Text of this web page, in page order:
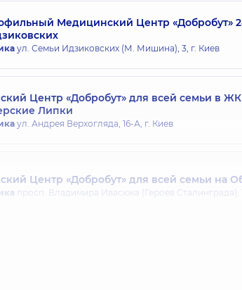
Медицинский Центр «Добробут»
ул. Семьи Идзиковских (М. Мишина), 3, г. Киев
Центр «Добробут» для всей семьи в ЖК
Липки
ул. Андрея Верхогляда, 16-А, г. Киев
Центр «Добробут» для всей семьи на
просп. Владимира Ивасюка (Героев Сталинграда),